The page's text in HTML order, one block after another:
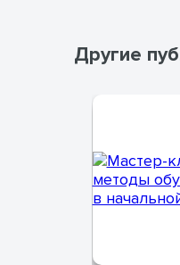
Другие